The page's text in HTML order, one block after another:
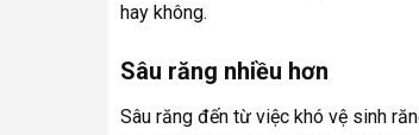
hay không.
Sâu răng nhiều hơn
Sâu răng đến từ việc khó vệ sinh